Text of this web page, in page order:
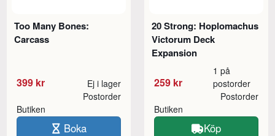
Too Many Bones:
Carcass
399 kr Ej i lager
Butiken
Postorder
Boka
20 Strong: Hoplomachus
Victorum Deck
Expansion
259 kr
1 på
postorder
Butiken
Postorder
Köp